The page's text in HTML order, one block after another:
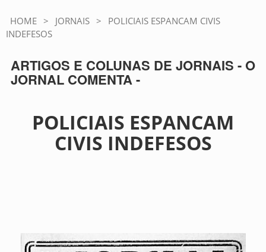
HOME > JORNAIS >
POLICIAIS ESPANCAM CIVIS
INDEFESOS
ARTIGOS E COLUNAS DE JORNAIS - O
JORNAL COMENTA -
POLICIAIS ESPANCAM
CIVIS INDEFESOS